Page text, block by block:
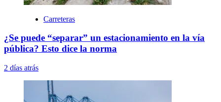
Carreteras
¿Se puede “separar” un estacionamiento en la vía
pública? Esto dice la norma
2 días atrás